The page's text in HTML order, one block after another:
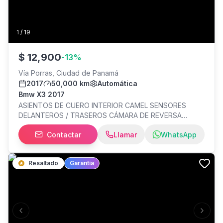
1 / 19
$ 12,900-13%
Vía Porras, Ciudad de Panamá
2017
50,000 km
Automática
Bmw X3 2017
ASIENTOS DE CUERO INTERIOR CAMEL SENSORES
DELANTEROS / TRASEROS CÁMARA DE REVERSA
MALETERO ELECTRICO TIPO DE MANEJO NORMAL -
CONFORT - SPORT RINES M 2 JUEGOS DE LLAVE
LLANTAS COMPRADO EN BAVARIAN MOTORS
MANTENIMIENTO AL DÍA POCO KMS COMO NUEVO
ACEPTO TRADE IN **ACEPTAMOS TARJETA
Contactar Llamar WhatsApp
Previous slide Next
Resaltado Garantía